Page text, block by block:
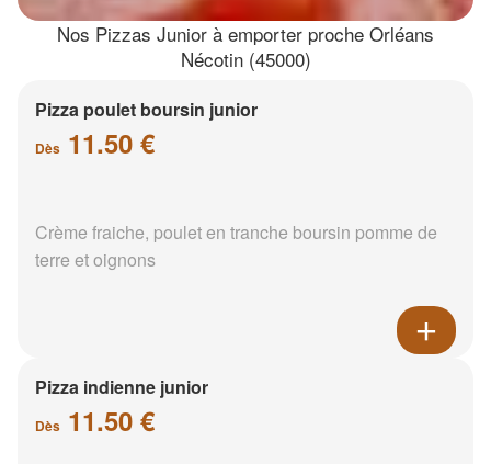
Nos Pizzas Junior à emporter proche Orléans
Nécotin (45000)
Pizza poulet boursin junior
Dès 11.50 €
Crème fraiche, poulet en tranche boursin pomme de
terre et oignons
Pizza indienne junior
Dès 11.50 €